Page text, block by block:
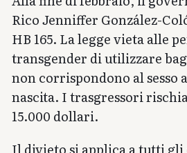
Rico Jenniffer González-
HB 165. La legge vieta alle
transgender di utilizzare
non corrispondono al sesso
nascita. I trasgressori
15.000 dollari.
Il divieto si applica a tutti